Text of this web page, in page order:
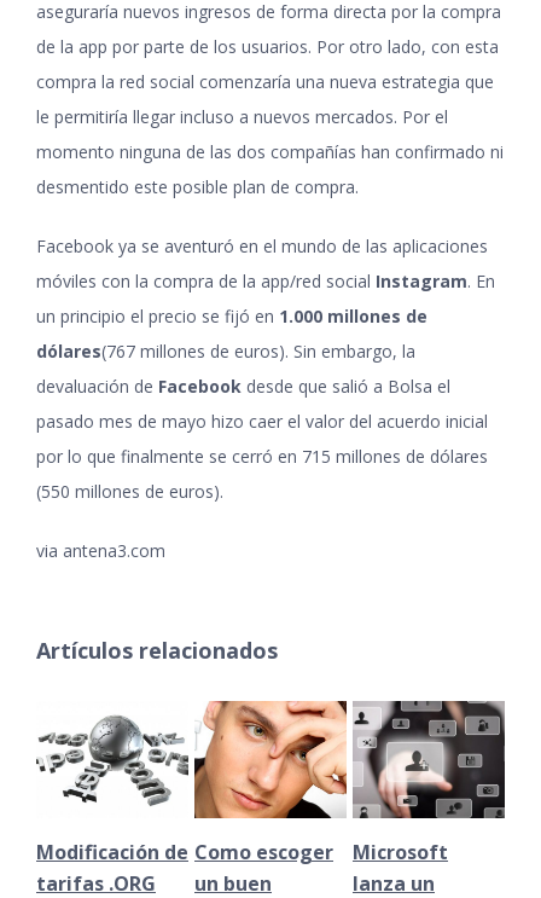
aseguraría nuevos ingresos de forma directa por la compra
de la app por parte de los usuarios. Por otro lado, con esta
compra la red social comenzaría una nueva estrategia que
le permitiría llegar incluso a nuevos mercados. Por el
momento ninguna de las dos compañías han confirmado ni
desmentido este posible plan de compra.
Facebook ya se aventuró en el mundo de las aplicaciones
móviles con la compra de la app/red social Instagram. En
un principio el precio se fijó en 1.000 millones de
dólares(767 millones de euros). Sin embargo, la
devaluación de Facebook desde que salió a Bolsa el
pasado mes de mayo hizo caer el valor del acuerdo inicial
por lo que finalmente se cerró en 715 millones de dólares
(550 millones de euros).
via antena3.com
Artículos relacionados
Modificación de
tarifas .ORG
Como escoger
un buen
Microsoft
lanza un